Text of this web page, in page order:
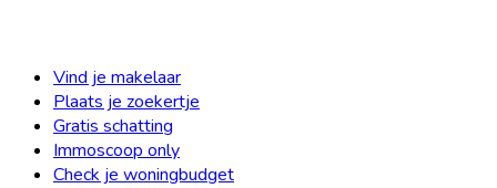
Vind je makelaar
Plaats je zoekertje
Gratis schatting
Immoscoop only
Check je woningbudget